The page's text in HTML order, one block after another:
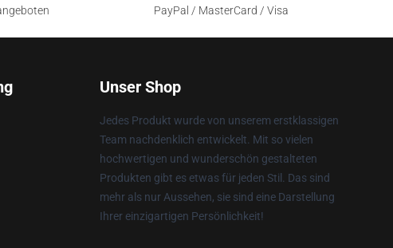
PayPal / MasterCard / Visa
Unser Shop
Jedes Produkt wurde von unserem erstklassigen
Team nachdenklich entwickelt. Mit so vielen
hochwertigen und wunderschön gestalteten
Produkten gibt es etwas für jeden Stil. Das sind
mehr als nur Aussehen, sie sind eine Darstellung
Ihrer einzigartigen Persönlichkeit!